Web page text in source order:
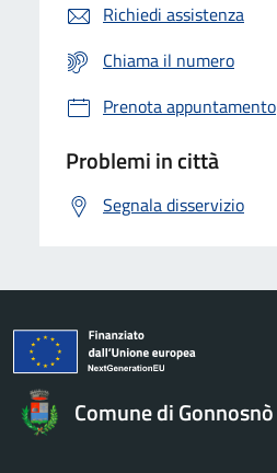
Richiedi assistenza
Chiama il numero
Prenota appuntamento
Problemi in città
Segnala disservizio
Comune di Gonnosnò